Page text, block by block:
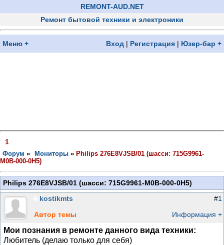
REMONT-AUD.NET
Ремонт бытовой техники и электроники
Меню + Вход | Регистрация | Юзер-бар +
1
Форум » Монитoры » Philips 276E8VJSB/01 (шасси: 715G9961-
M0B-000-0H5)
Philips 276E8VJSB/01 (шасси: 715G9961-M0B-000-0H5)
kostikmts
Автор темы
#1
Информация +
Мои познания в ремонте данного вида техники:
Любитель (делаю только для себя)